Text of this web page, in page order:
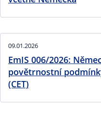
09.01.2026
EmIS 006/2026:
povětrnostní
(CET)